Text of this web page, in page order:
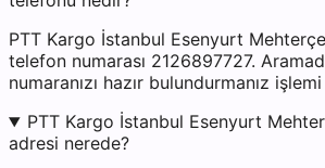
PTT Kargo İstanbul Esenyurt
telefon numarası 2126897727.
numaranızı hazır bulundurmanız işlemi
PTT Kargo İstanbul Esenyurt
adresi nerede?